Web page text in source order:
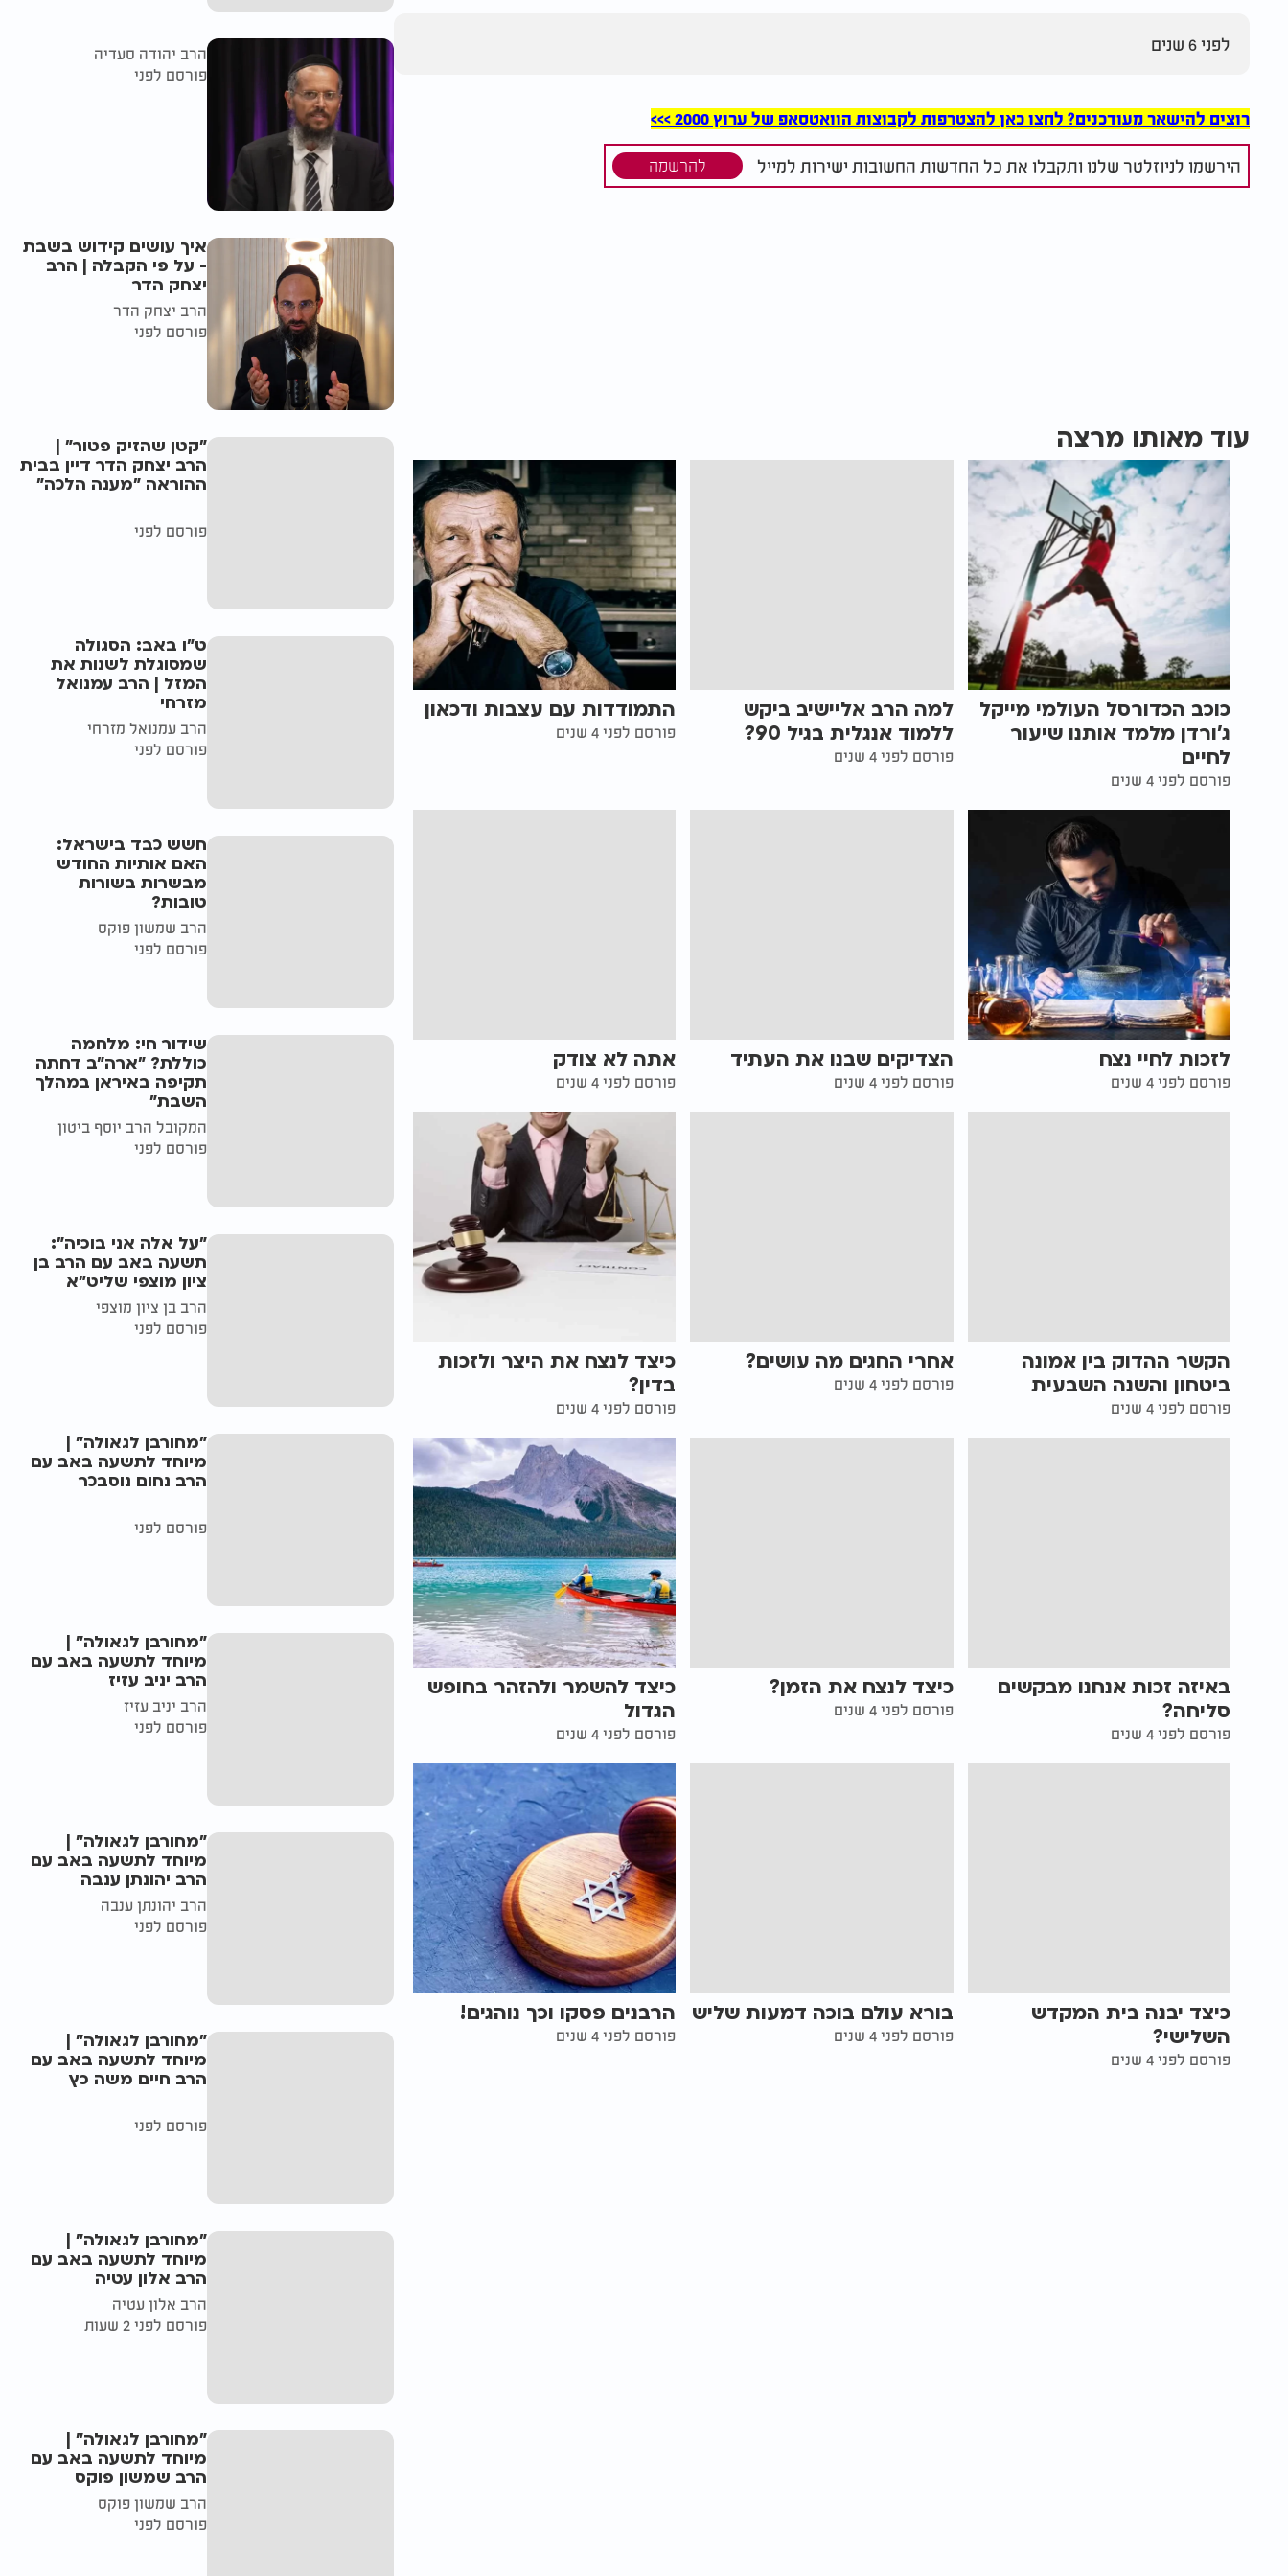
לפני 6 שנים
רוצים להישאר מעודכנים? לחצו כאן להצטרפות לקבוצות הוואטסאפ של ערוץ 2000 >>>
הירשמו לניוזלטר שלנו ותקבלו את כל החדשות החשובות ישירות למייל להרשמה
עוד מאותו מרצה
כוכב הכדורסל העולמי מייקל
ג’ורדן מלמד אותנו שיעור
לחיים
פורסם לפני 4 שנים
למה הרב אליישיב ביקש
ללמוד אנגלית בגיל 90?
פורסם לפני 4 שנים
התמודדות עם עצבות ודכאון
פורסם לפני 4 שנים
לזכות לחיי נצח
פורסם לפני 4 שנים
הצדיקים שבנו את העתיד
פורסם לפני 4 שנים
אתה לא צודק
פורסם לפני 4 שנים
הקשר ההדוק בין אמונה
ביטחון והשנה השבעית
פורסם לפני 4 שנים
אחרי החגים מה עושים?
פורסם לפני 4 שנים
כיצד לנצח את היצר ולזכות
בדין?
פורסם לפני 4 שנים
באיזה זכות אנחנו מבקשים
סליחה?
פורסם לפני 4 שנים
כיצד לנצח את הזמן?
פורסם לפני 4 שנים
כיצד להשמר ולהזהר בחופש
הגדול
פורסם לפני 4 שנים
כיצד יבנה בית המקדש
השלישי?
פורסם לפני 4 שנים
בורא עולם בוכה דמעות שליש
פורסם לפני 4 שנים
הרבנים פסקו וכך נוהגים!
פורסם לפני 4 שנים
הרב יהודה סעדיה
פורסם לפני
איך עושים קידוש בשבת
- על פי הקבלה | הרב
יצחק הדר
הרב יצחק הדר
פורסם לפני
"קטן שהזיק פטור" |
הרב יצחק הדר דיין בבית
ההוראה "מענה הלכה"
פורסם לפני
ט"ו באב: הסגולה
שמסוגלת לשנות את
המזל | הרב עמנואל
מזרחי
הרב עמנואל מזרחי
פורסם לפני
חשש כבד בישראל:
האם אותיות החודש
מבשרות בשורות
טובות?
הרב שמשון פוקס
פורסם לפני
שידור חי: מלחמה
כוללת? ״ארה"ב דחתה
תקיפה באיראן במהלך
השבת״
המקובל הרב יוסף ביטון
פורסם לפני
"על אלה אני בוכיה":
תשעה באב עם הרב בן
ציון מוצפי שליט"א
הרב בן ציון מוצפי
פורסם לפני
"מחורבן לגאולה" |
מיוחד לתשעה באב עם
הרב נחום נוסבכר
פורסם לפני
"מחורבן לגאולה" |
מיוחד לתשעה באב עם
הרב יניב עזיז
הרב יניב עזיז
פורסם לפני
"מחורבן לגאולה" |
מיוחד לתשעה באב עם
הרב יהונתן ענבה
הרב יהונתן ענבה
פורסם לפני
"מחורבן לגאולה" |
מיוחד לתשעה באב עם
הרב חיים משה כץ
פורסם לפני
"מחורבן לגאולה" |
מיוחד לתשעה באב עם
הרב אלון עטיה
הרב אלון עטיה
פורסם לפני 2 שעות
"מחורבן לגאולה" |
מיוחד לתשעה באב עם
הרב שמשון פוקס
הרב שמשון פוקס
פורסם לפני